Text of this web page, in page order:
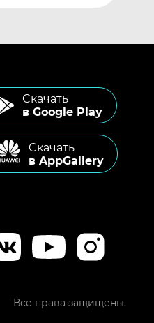
Cкачать
в Google Play
Cкачать
в AppGallery
Все права защищены.